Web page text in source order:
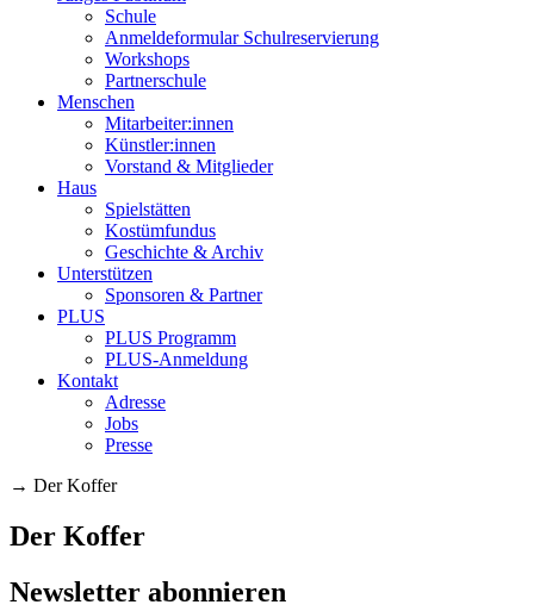
Schule
Anmeldeformular Schulreservierung
Workshops
Partnerschule
Menschen
Mitarbeiter:innen
Künstler:innen
Vorstand & Mitglieder
Haus
Spielstätten
Kostümfundus
Geschichte & Archiv
Unterstützen
Sponsoren & Partner
PLUS
PLUS Programm
PLUS-Anmeldung
Kontakt
Adresse
Jobs
Presse
→ Der Koffer
Der Koffer
Newsletter abonnieren